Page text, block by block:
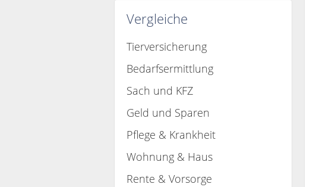
Vergleiche
Tierversicherung
Bedarfsermittlung
Sach und KFZ
Geld und Sparen
Pflege & Krankheit
Wohnung & Haus
Rente & Vorsorge